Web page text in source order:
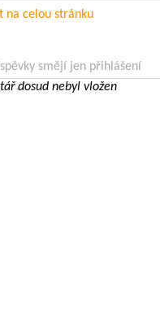
výsledků i analýzu
nákladů i s
na celou stránku
smějí jen přihlášení
dosud nebyl vložen